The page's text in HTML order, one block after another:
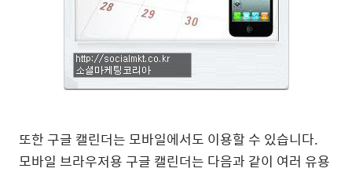
또한 구글 캘린더는 모바일에서도 이용할 수 있습니다.
모바일 브라우저용 구글 캘린더는 다음과 같이 여러 유용